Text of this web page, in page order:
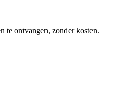
te ontvangen, zonder kosten.